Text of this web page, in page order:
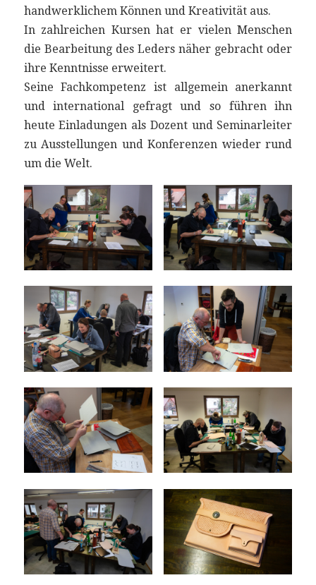
handwerklichem Können und Kreativität aus.
In zahlreichen Kursen hat er vielen Menschen
die Bearbeitung des Leders näher gebracht oder
ihre Kenntnisse erweitert.
Seine Fachkompetenz ist allgemein anerkannt
und international gefragt und so führen ihn
heute Einladungen als Dozent und Seminarleiter
zu Ausstellungen und Konferenzen wieder rund
um die Welt.